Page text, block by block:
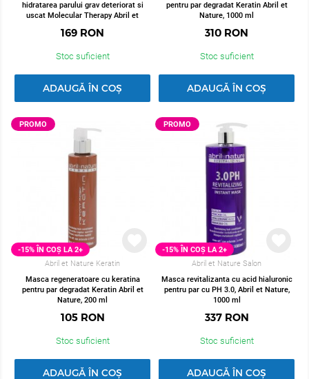
hidratarea parului grav deteriorat si
uscat Molecular Therapy Abril et
169 RON
Stoc suficient
ADAUGĂ ÎN COȘ
pentru par degradat Keratin Abril et
Nature, 1000 ml
310 RON
Stoc suficient
ADAUGĂ ÎN COȘ
-15% ÎN COȘ LA 2+
Abril et Nature Keratin
Masca regeneratoare cu keratina
pentru par degradat Keratin Abril et
Nature, 200 ml
105 RON
PROMO
Stoc suficient
ADAUGĂ ÎN COȘ
-15% ÎN COȘ LA 2+
Abril et Nature Salon
Masca revitalizanta cu acid hialuronic
pentru par cu PH 3.0, Abril et Nature,
1000 ml
337 RON
PROMO
Stoc suficient
ADAUGĂ ÎN COȘ